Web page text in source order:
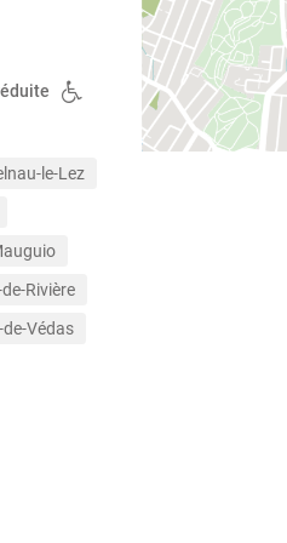
le-Lez
Rivière
Védas